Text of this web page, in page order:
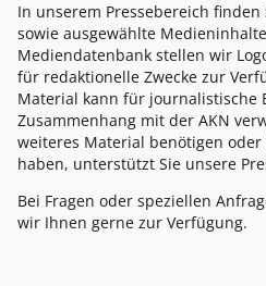
In unserem Pressebereich
sowie ausgewählte
Mediendatenbank stellen wir
für redaktionelle Zwecke zur
Material kann für journalistische
Zusammenhang mit der AKN
weiteres Material benötigen
haben, unterstützt Sie unsere
Bei Fragen oder speziellen
wir Ihnen gerne zur Verfügung.